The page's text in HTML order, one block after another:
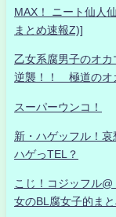
MAX！ ニート仙人
まとめ速報Z)]
乙女系腐男子のオ
逆襲！！ 極道のオ
スーパーウンコ！
新・ハゲッフル！
ハゲっTEL？
こじ！コジッフル
女のBL腐女子的ま